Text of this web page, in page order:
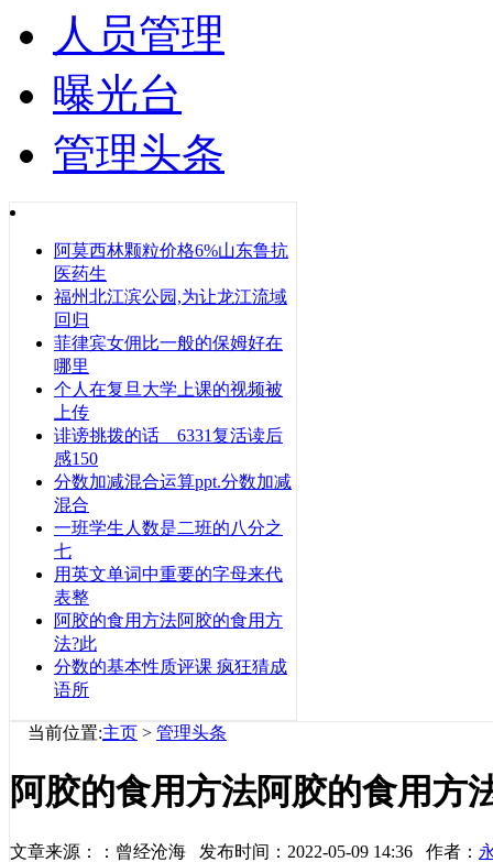
人员管理
曝光台
管理头条
阿莫西林颗粒价格6%山东鲁抗
医药生
福州北江滨公园,为让龙江流域
回归
菲律宾女佣比一般的保姆好在
哪里
个人在复旦大学上课的视频被
上传
诽谤挑拨的话 6331复活读后
感150
分数加减混合运算ppt.分数加减
混合
一班学生人数是二班的八分之
七
用英文单词中重要的字母来代
表整
阿胶的食用方法阿胶的食用方
法?此
分数的基本性质评课 疯狂猜成
语所
当前位置:主页 > 管理头条
阿胶的食用方法阿胶的食用方
文章来源：：曾经沧海 发布时间：2022-05-09 14:36 作者：